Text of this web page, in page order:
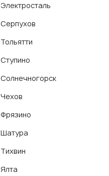
Электросталь
Серпухов
Тольятти
Ступино
Солнечногорск
Чехов
Фрязино
Шатура
Тихвин
Ялта